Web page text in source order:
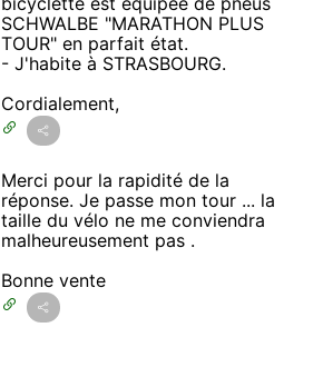
SCHWALBE "MARATHON PLUS
TOUR" en parfait état.
- J'habite à STRASBOURG.
Cordialement,
Merci pour la rapidité de la
réponse. Je passe mon tour ... la
taille du vélo ne me conviendra
malheureusement pas .
Bonne vente